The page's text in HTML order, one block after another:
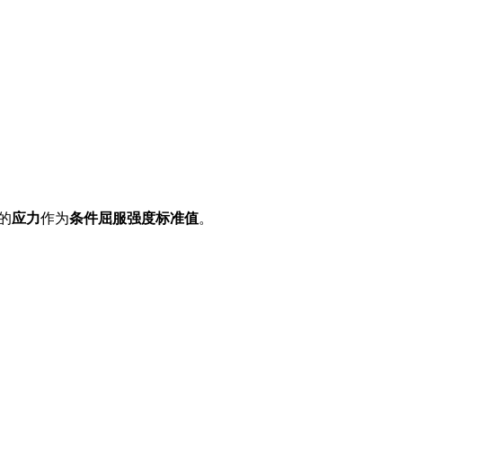
应力作为条件屈服强度标准值。